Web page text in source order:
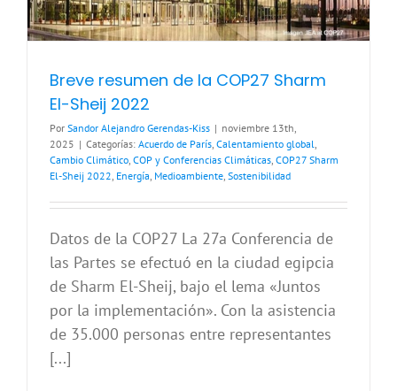
Breve resumen de la COP27 Sharm
El-Sheij 2022
Por Sandor Alejandro Gerendas-Kiss | noviembre 13th,
2025 | Categorías: Acuerdo de París Calentamiento global
Cambio Climático COP y Conferencias Climáticas COP27 Sharm
El-Sheij 2022 Energía Medioambiente Sostenibilidad
Datos de la COP27 La 27a Conferencia de
las Partes se efectuó en la ciudad egipcia
de Sharm El-Sheij, bajo el lema «Juntos
por la implementación». Con la asistencia
de 35.000 personas entre representantes
[...]